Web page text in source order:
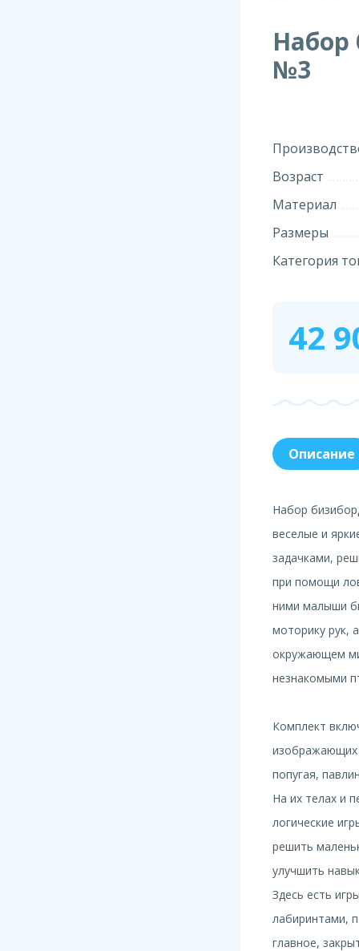
Набор
№3
Возраст
Материал
Размеры
Категория
42
Описание
Набор
веселые и
задачками,
при помощи
ними малыши
моторику рук,
окружающем
незнакомыми
Комплект
изображающих
попугая,
На их телах и
логические
решить
улучшить
Здесь есть
лабиринтами,
главное,